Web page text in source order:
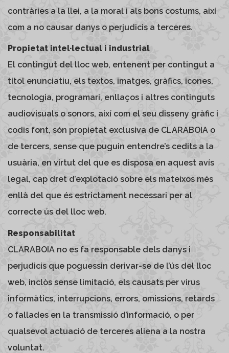
contràries a la llei, a la moral i als bons costums, així
com a no causar danys o perjudicis a terceres.
Propietat intel·lectual i industrial
El contingut del lloc web, entenent per contingut a
títol enunciatiu, els textos, imatges, gràfics, icones,
tecnologia, programari, enllaços i altres continguts
audiovisuals o sonors, així com el seu disseny gràfic i
codis font, són propietat exclusiva de CLARABOIA o
de tercers, sense que puguin entendre’s cedits a la
usuària, en virtut del que es disposa en aquest avís
legal, cap dret d’explotació sobre els mateixos més
enllà del que és estrictament necessari per al
correcte ús del lloc web.
Responsabilitat
CLARABOIA no es fa responsable dels danys i
perjudicis que poguessin derivar-se de l’ús del lloc
web, inclòs sense limitació, els causats per virus
informàtics, interrupcions, errors, omissions, retards
o fallades en la transmissió d’informació, o per
qualsevol actuació de terceres aliena a la nostra
voluntat.